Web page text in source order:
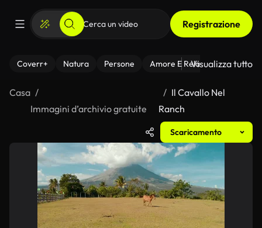
Registrazione
Coverr+ Natura Persone Amore E Relazioni Il
Visualizza tutto
Casa
Immagini d’archivio gratuite
Il Cavallo Nel
Ranch
Scaricamento